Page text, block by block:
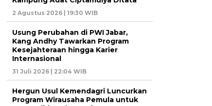
2 Agustus 2026 | 19:30 WIB
Usung Perubahan di PWI Jabar,
Kang Andhy Tawarkan Program
Kesejahteraan hingga Karier
Internasional
31 Juli 2026 | 22:04 WIB
Hergun Usul Kemendagri Luncurkan
Program Wirausaha Pemula untuk